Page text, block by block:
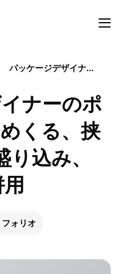
パッケージデザイナーのポートフォリオ｜めくる、挟む‥紙の良さを盛り込み、WEBもうまく併用
ナーのポ
くる、挟
込み、
ォリオ